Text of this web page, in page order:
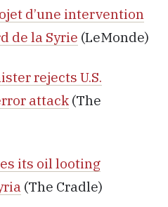
d’une intervention
de la Syrie (LeMonde)
rejects U.S.
attack (The
its oil looting
(The Cradle)